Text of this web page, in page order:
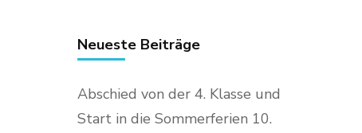
Neueste Beiträge
Abschied von der 4. Klasse und
Start in die Sommerferien 10.